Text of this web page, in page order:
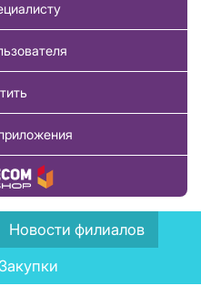
Новости филиалов
Закупки